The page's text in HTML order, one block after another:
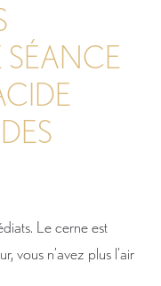
SÉANCE
Le cerne est
vous n’avez plus l’air